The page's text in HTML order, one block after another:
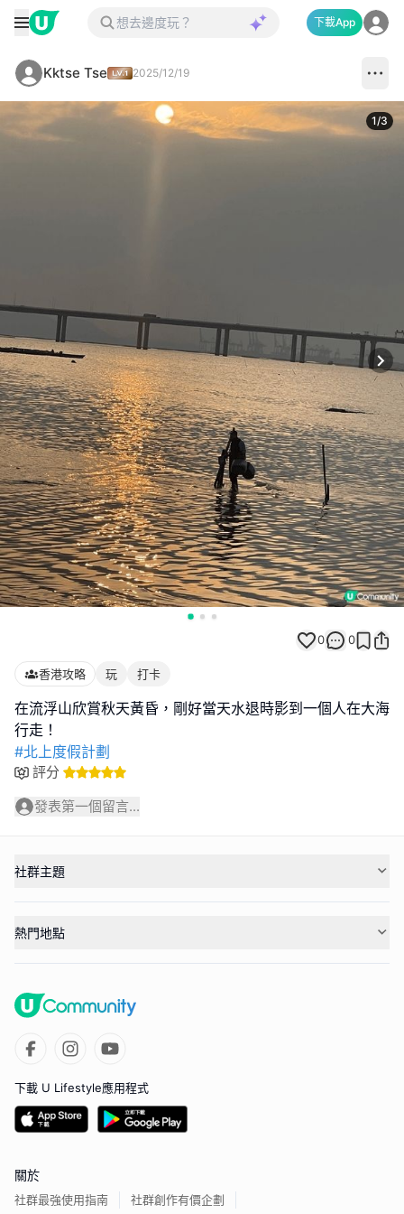
下載App
Kktse Tse 2025/12/19
1/3
0 0
香港攻略 玩 打卡
在流浮山欣賞秋天黃昏，剛好當天水退時影到一個人在大海
#北上度假計劃
評分
發表第一個留言...
社群主題
熱門地點
下載 U Lifestyle應用程式
關於
社群最強使用指南 社群創作有價企劃